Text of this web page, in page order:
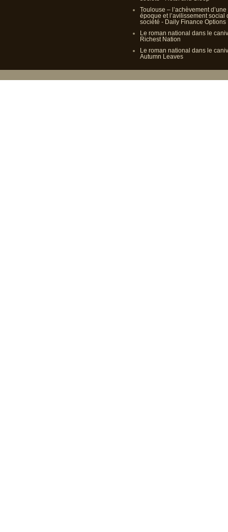
Toulouse – l’achèvement d’une
époque et l’avilissement social
société - Daily Finance Options
Le roman national dans le
Richest Nation
Le roman national dans le
Autumn Leaves